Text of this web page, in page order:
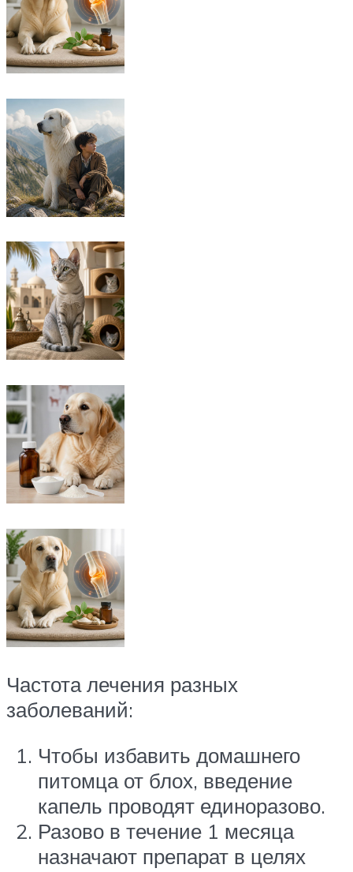
Частота лечения разных
заболеваний:
Чтобы избавить домашнего
питомца от блох, введение
капель проводят единоразово.
Разово в течение 1 месяца
назначают препарат в целях